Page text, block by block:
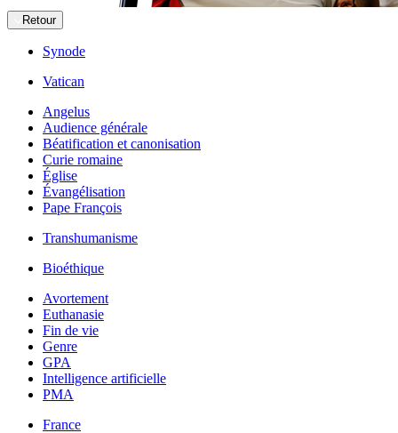
Retour
Synode
Vatican
Angelus
Audience générale
Béatification et canonisation
Curie romaine
Église
Évangélisation
Pape François
Transhumanisme
Bioéthique
Avortement
Euthanasie
Fin de vie
Genre
GPA
Intelligence artificielle
PMA
France